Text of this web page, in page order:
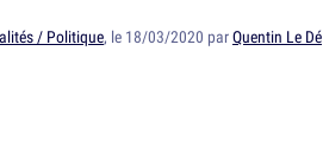
/ Politique, le 18/03/2020 parQuentin Le Dé